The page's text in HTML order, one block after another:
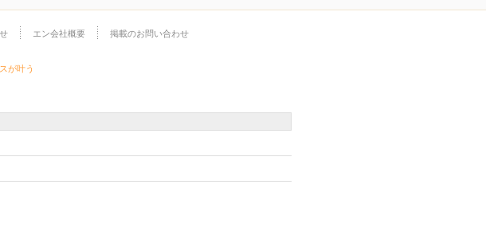
エン会社概要 掲載のお問い合わせ
が叶う